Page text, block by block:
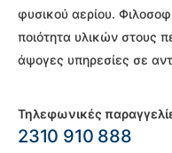
φυσικού αερίου.
ποιότητα υλικών στους
άψογες υπηρεσίες σε
Τηλεφωνικές
2310 910 888